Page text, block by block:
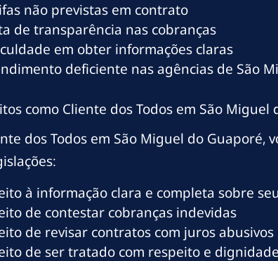
não previstas em contrato
de transparência nas cobranças
em obter informações claras
deficiente nas agências de São
como Cliente dos Todos em São Miguel
dos Todos em São Miguel do
à informação clara e completa sobre
de contestar cobranças indevidas
de revisar contratos com juros abusivos
de ser tratado com respeito e dignidade